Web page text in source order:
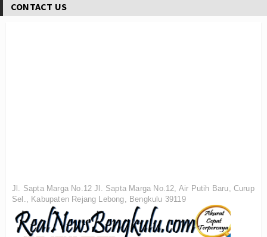
CONTACT US
Jl. Sapta Marga No.12 Jl. Sapta Marga No.12, Air Putih Baru, Curup
Sel., Kabupaten Rejang Lebong, Bengkulu 39119